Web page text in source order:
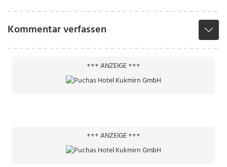
Kommentar verfassen
+++ ANZEIGE +++
+++ ANZEIGE +++